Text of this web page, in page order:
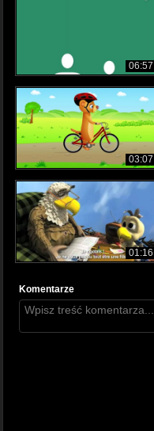
06:57
03:07
01:16
Komentarze